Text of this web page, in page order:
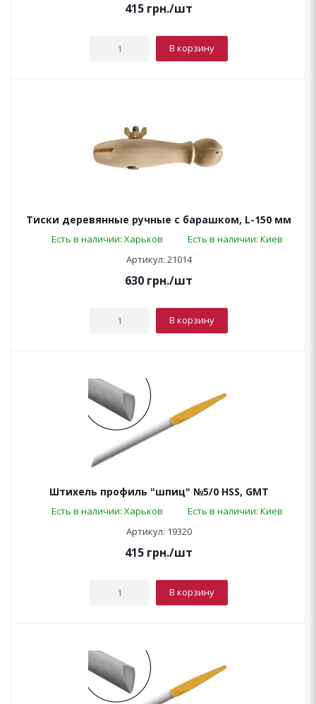
415 грн./шт
В корзину
Тиски деревянные ручные с барашком, L-150 мм
Есть в наличии: Харьков
Есть в наличии: Киев
Артикул: 21014
630 грн./шт
В корзину
Штихель профиль "шпиц" №5/0 HSS, GMT
Есть в наличии: Харьков
Есть в наличии: Киев
Артикул: 19320
415 грн./шт
В корзину